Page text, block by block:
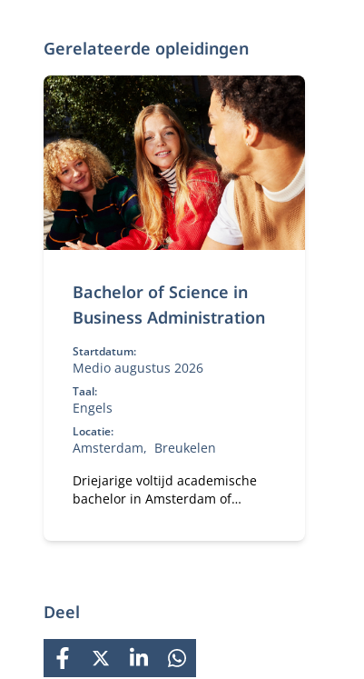
Gerelateerde opleidingen
Bachelor of Science in
Business Administration
Startdatum:
Medio augustus 2026
Taal:
Engels
Locatie:
Amsterdam
Breukelen
Driejarige voltijd academische
bachelor in Amsterdam of
Deel
FACEBOOK
X LINKEDINWHATSAPP